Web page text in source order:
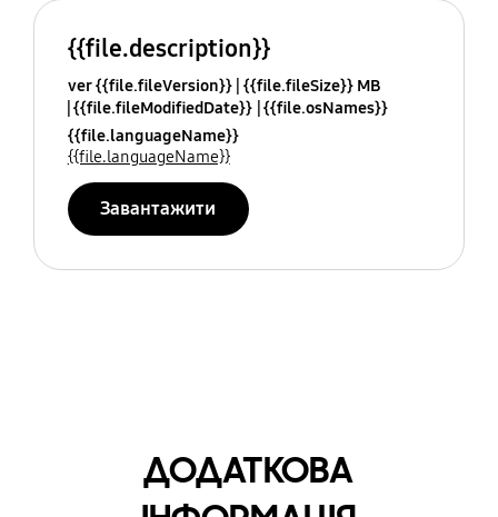
{{file.description}}
ver {{file.fileVersion}} {{file.fileSize}} MB
{{file.fileModifiedDate}} {{file.osNames}}
{{file.languageName}}
{{file.languageName}}
Завантажити
ДОДАТКОВА